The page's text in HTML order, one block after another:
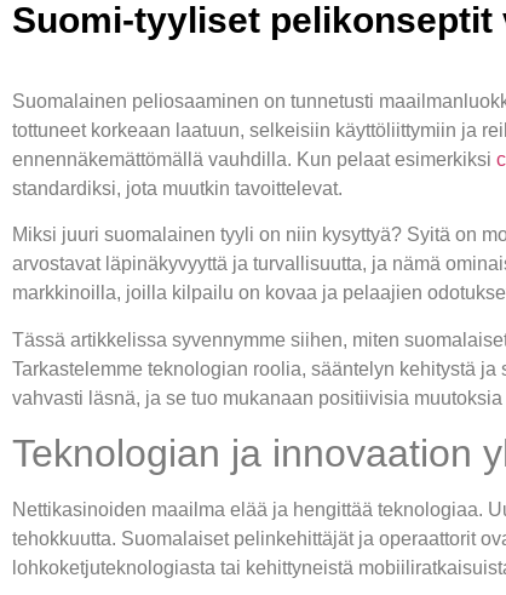
Suomi-tyyliset
Suomalainen peliosaaminen on tunnetusti
tottuneet korkeaan laatuun, selkeisiin käyttöliittymiin ja
ennennäkemättömällä vauhdilla. Kun pelaat esimerkiksi
standardiksi, jota muutkin tavoittelevat.
Miksi juuri suomalainen tyyli on niin kysyttyä? Syitä on
arvostavat läpinäkyvyyttä ja turvallisuutta, ja nämä
markkinoilla, joilla kilpailu on kovaa ja pelaajien
Tässä artikkelissa syvennymme siihen, miten
Tarkastelemme teknologian roolia, sääntelyn kehitystä
vahvasti läsnä, ja se tuo mukanaan positiivisia
Teknologian ja innovaation
Nettikasinoiden maailma elää ja hengittää teknologiaa.
tehokkuutta. Suomalaiset pelinkehittäjät ja operaattorit
lohkoketjuteknologiasta tai kehittyneistä